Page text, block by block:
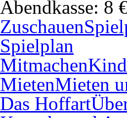
Abendkasse: 8
Zuschauen
Spielplan
Mitmachen
MietenMieten
Das Hoffart